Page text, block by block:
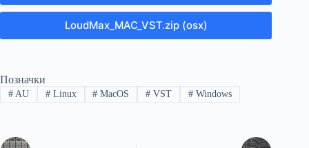
LoudMax_MAC_VST.zip (osx)
Позначки
#AU #Linux # MacOS # VST # Windows